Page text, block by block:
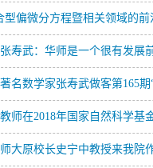
型偏微分方程暨相关领域的
寿武：华师是一个很有发展
名数学家张寿武做客第165期
师在2018年国家自然科学基
大原校长史宁中教授来我院